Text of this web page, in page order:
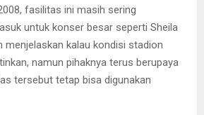
fasilitas ini masih sering
untuk konser besar seperti Sheila
menjelaskan kalau kondisi stadion
namun pihaknya terus berupaya
tersebut tetap bisa digunakan